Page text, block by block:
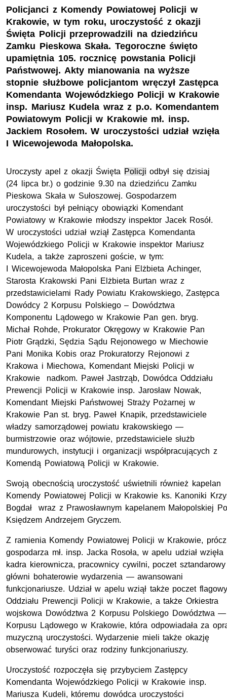
Policjanci z Komendy Powiatowej Policji w
Krakowie, w tym roku, uroczystość z okazji
Święta Policji przeprowadzili na dziedzińcu
Zamku Pieskowa Skała. Tegoroczne święto
upamiętnia 105. rocznicę powstania Policji
Państwowej. Akty mianowania na wyższe
stopnie służbowe policjantom wręczył Zastępca
Komendanta Wojewódzkiego Policji w Krakowie
insp. Mariusz Kudela wraz z p.o. Komendantem
Powiatowym Policji w Krakowie mł. insp.
Jackiem Rosołem. W uroczystości udział wzięła
I Wicewojewoda Małopolska.
Uroczysty apel z okazji Święta Policji odbył się dzisiaj
(24 lipca br.) o godzinie 9.30 na dziedzińcu Zamku
Pieskowa Skała w Sułoszowej. Gospodarzem
uroczystości był pełniący obowiązki Komendant
Powiatowy w Krakowie młodszy inspektor Jacek Rosół.
W uroczystości udział wziął Zastępca Komendanta
Wojewódzkiego Policji w Krakowie inspektor Mariusz
Kudela, a także zaproszeni goście, w tym:
I Wicewojewoda Małopolska Pani Elżbieta Achinger,
Starosta Krakowski Pani Elżbieta Burtan wraz z
przedstawicielami Rady Powiatu Krakowskiego, Zastępca
Dowódcy 2 Korpusu Polskiego – Dowództwa
Komponentu Lądowego w Krakowie Pan gen. bryg.
Michał Rohde, Prokurator Okręgowy w Krakowie Pan
Piotr Grądzki, Sędzia Sądu Rejonowego w Miechowie
Pani Monika Kobis oraz Prokuratorzy Rejonowi z
Krakowa i Miechowa, Komendant Miejski Policji w
Krakowie nadkom. Paweł Jastrząb, Dowódca Oddziału
Prewencji Policji w Krakowie insp. Jarosław Nowak,
Komendant Miejski Państwowej Straży Pożarnej w
Krakowie Pan st. bryg. Paweł Knapik, przedstawiciele
władzy samorządowej powiatu krakowskiego —
burmistrzowie oraz wójtowie, przedstawiciele służb
mundurowych, instytucji i organizacji współpracujących z
Komendą Powiatową Policji w Krakowie.
Swoją obecnością uroczystość uświetnili również kapelan
Komendy Powiatowej Policji w Krakowie ks. Kanoniki
Bogdał wraz z Prawosławnym kapelanem Małopolskiej
Księdzem Andrzejem Gryczem.
Z ramienia Komendy Powiatowej Policji w Krakowie, prócz
gospodarza mł. insp. Jacka Rosoła, w apelu udział wzięła
kadra kierownicza, pracownicy cywilni, poczet
główni bohaterowie wydarzenia — awansowani
funkcjonariusze. Udział w apelu wziął także poczet
Oddziału Prewencji Policji w Krakowie, a także Orkiestra
wojskowa Dowództwa 2 Korpusu Polskiego Dowództwa —
Korpusu Lądowego w Krakowie, która odpowiadała za
muzyczną uroczystości.Wydarzenie mieli także okazję
obserwować turyści oraz rodziny funkcjonariuszy.
Uroczystość rozpoczęła się przybyciem Zastępcy
Komendanta Wojewódzkiego Policji w Krakowie insp.
Mariusza Kudeli, któremu dowódca uroczystości